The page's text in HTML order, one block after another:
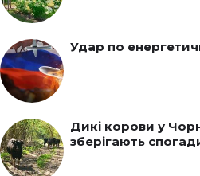
Удар по
Дикі корови у
зберігають